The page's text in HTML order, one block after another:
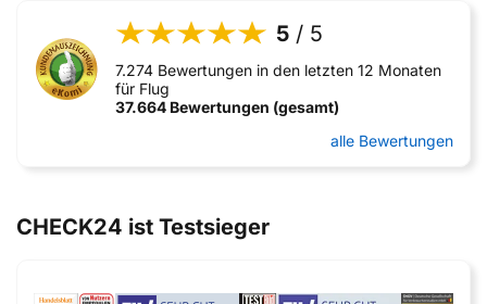
5 / 5
7.274 Bewertungen in den letzten 12 Monaten
für Flug
37.664 Bewertungen (gesamt)
alle Bewertungen
CHECK24 ist Testsieger